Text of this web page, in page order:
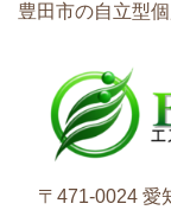
豊田市の自立型
〒471-0024 愛